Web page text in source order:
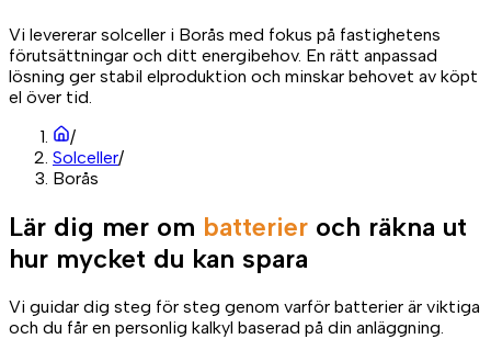
Vi levererar solceller i Borås med fokus på fastighetens
förutsättningar och ditt energibehov. En rätt anpassad
lösning ger stabil elproduktion och minskar behovet av köpt
el över tid.
/
Solceller/
Borås
Lär dig mer om batterier och räkna ut
hur mycket du kan spara
Vi guidar dig steg för steg genom varför batterier är viktiga
och du får en personlig kalkyl baserad på din anläggning.